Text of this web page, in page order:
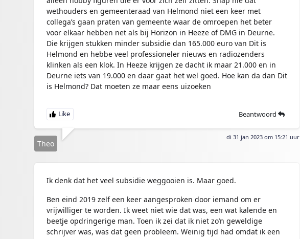
wethouders en gemeenteraad van Helmond niet een keer met
collega’s gaan praten van gemeente waar de omroepen het beter
voor elkaar hebben net als bij Horizon in Heeze of DMG in Deurne.
Die krijgen stukken minder subsidie dan 165.000 euro van Dit is
Helmond en hebbe veel professioneler nieuws en radiozenders
klinken als een klok. In Heeze krijgen ze dacht ik maar 21.000 en in
Deurne iets van 19.000 en daar gaat het wel goed. Hoe kan da dan Dit
is Helmond? Dat moeten ze maar eens uizoeken
Beantwoord
di 31 jan 2023 om 15:21 uur
Theo
Ik denk dat het veel subsidie weggooien is. Maar goed.
Ben eind 2019 zelf een keer aangesproken door iemand om er
vrijwilliger te worden. Ik weet niet wie dat was, een wat kalende en
beetje opdringerige man. Toen ik zei dat ik niet zo’n geweldige
schrijver was, was dat geen probleem. Weinig tijd had omdat ik een